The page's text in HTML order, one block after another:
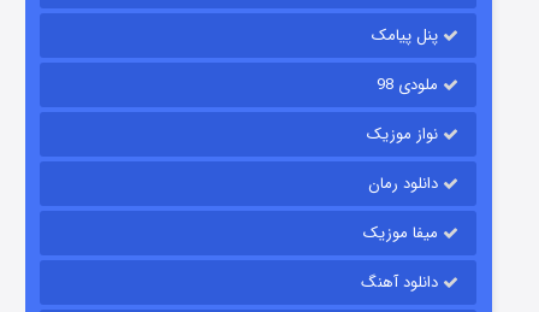
پنل پیامک
ملودی 98
نواز موزیک
دانلود رمان
میفا موزیک
دانلود آهنگ